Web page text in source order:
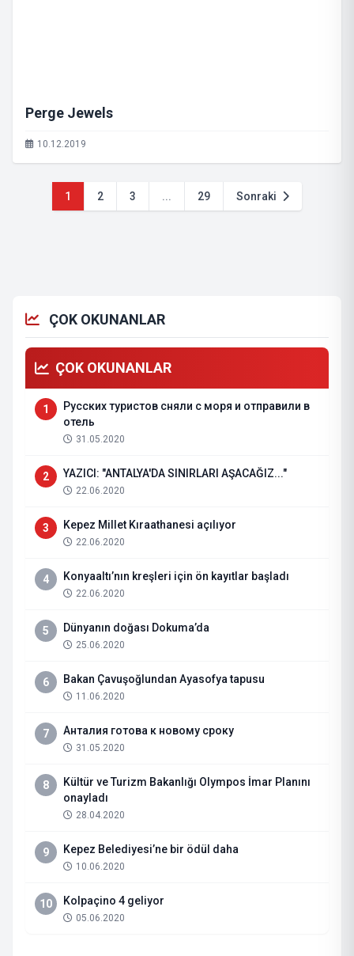
Perge Jewels
10.12.2019
1 2 3 ... 29 Sonraki
ÇOK OKUNANLAR
ÇOK OKUNANLAR
1
Русских туристов сняли с моря и отправили в
отель
31.05.2020
2 YAZICI: "ANTALYA'DA SINIRLARI AŞACAĞIZ..."
22.06.2020
3 Kepez Millet Kıraathanesi açılıyor
22.06.2020
4 Konyaaltı’nın kreşleri için ön kayıtlar başladı
22.06.2020
5 Dünyanın doğası Dokuma’da
25.06.2020
6 Bakan Çavuşoğlundan Ayasofya tapusu
11.06.2020
7 Анталия готова к новому сроку
31.05.2020
8
Kültür ve Turizm Bakanlığı Olympos İmar Planını
onayladı
28.04.2020
9 Kepez Belediyesi’ne bir ödül daha
10.06.2020
10 Kolpaçino 4 geliyor
05.06.2020